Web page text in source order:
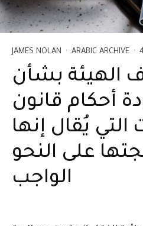
JAMES NOLAN · ARABIC ARCHIVE ·
الهيئة بشأن
أحكام قانون
التي يُقال إنها
على النحو
الواجب